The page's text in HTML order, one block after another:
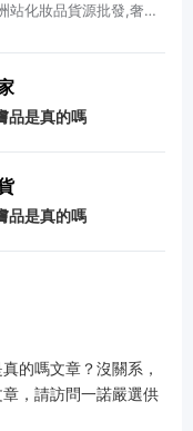
站化妝品貨源批發,奢侈
貨到付款,歡迎來電咨
信賴化妝品進貨渠道。
品是真的嗎
品是真的嗎
的嗎文章？沒關系，
，請訪問一諾嚴選供